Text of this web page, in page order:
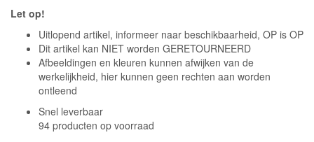
Let op!
Uitlopend artikel, informeer naar beschikbaarheid, OP is OP
Dit artikel kan NIET worden GERETOURNEERD
Afbeeldingen en kleuren kunnen afwijken van de
werkelijkheid, hier kunnen geen rechten aan worden
ontleend
Snel leverbaar
94 producten op voorraad